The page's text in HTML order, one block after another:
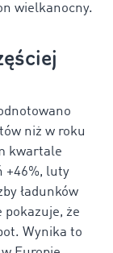
wielkanocny.
niż w roku
kwartale
+46%, luty
ładunków
pokazuje, że
Wynika to